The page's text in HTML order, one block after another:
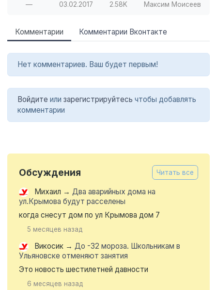
— 03.02.2017 2.58K Максим Моисеев
Комментарии Комментарии Вконтакте
Нет комментариев. Ваш будет первым!
Войдите или зарегистрируйтесь чтобы добавлять
комментарии
Обсуждения Читать все
Михаил → Два аварийных дома на
ул.Крымова будут расселены
когда снесут дом по ул Крымова дом 7
5 месяцев назад
Викосик → До -32 мороза. Школьникам в
Ульяновске отменяют занятия
Это новость шестилетней давности
6 месяцев назад